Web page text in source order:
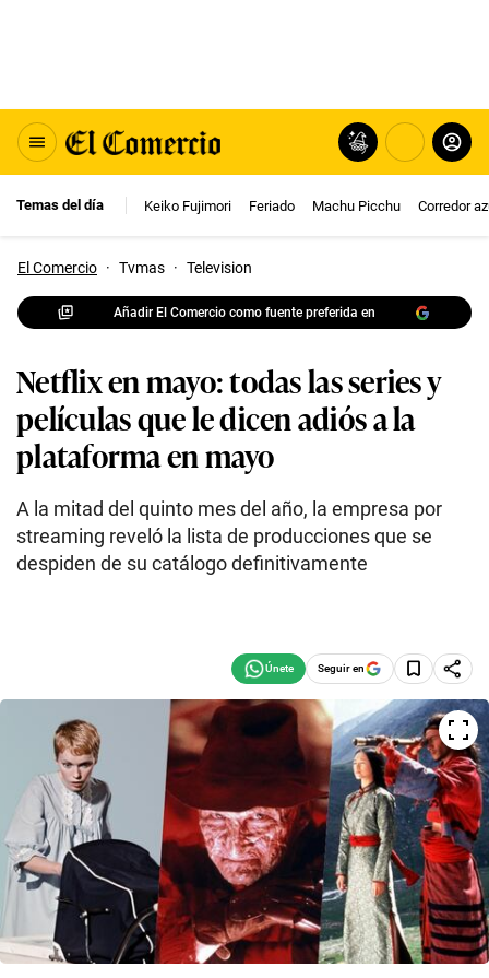
Temas del día Keiko Fujimori Feriado Machu Picchu Corredor
El Comercio · Tvmas · Television
Añadir El Comercio como fuente preferida en
Netflix en mayo: todas las series y
películas que le dicen adiós a la
plataforma en mayo
A la mitad del quinto mes del año, la empresa por
streaming reveló la lista de producciones que se
despiden de su catálogo definitivamente
Seguir en